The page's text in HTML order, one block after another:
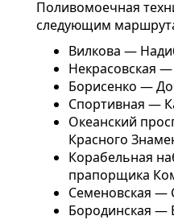
Поливомоечная
следующим
Вилкова —
Некрасовская
Борисенко —
Спортивная —
Океанский
Красного
Корабельная
прапорщика
Семеновская —
Бородинская —